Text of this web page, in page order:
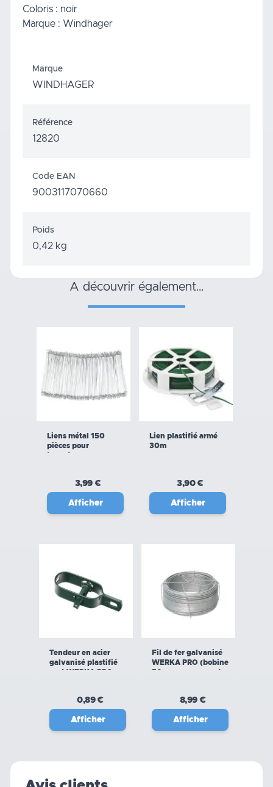
Coloris : noir
Marque : Windhager
Marque
WINDHAGER
Référence
12820
Code EAN
9003117070660
Poids
0,42 kg
a découvrir également…
Liens métal 150
pièces pour
torsadeuse
3,99 €
Afficher
Lien plastifié armé
30m
3,90 €
Afficher
Tendeur en acier
galvanisé plastifié
vert WERKA PRO
0,89 €
Afficher
Fil de fer galvanisé
WERKA PRO (bobine
50m) avec support
8,99 €
Afficher